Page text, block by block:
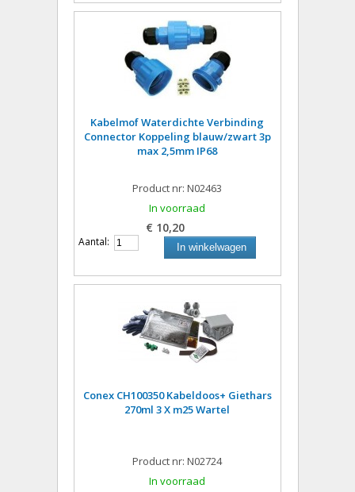
Kabelmof Waterdichte Verbinding
Connector Koppeling blauw/zwart 3p
max 2,5mm IP68
Product nr: N02463
In voorraad
€ 10,20
Aantal: In winkelwagen
Conex CH100350 Kabeldoos+ Giethars
270ml 3 X m25 Wartel
Product nr: N02724
In voorraad